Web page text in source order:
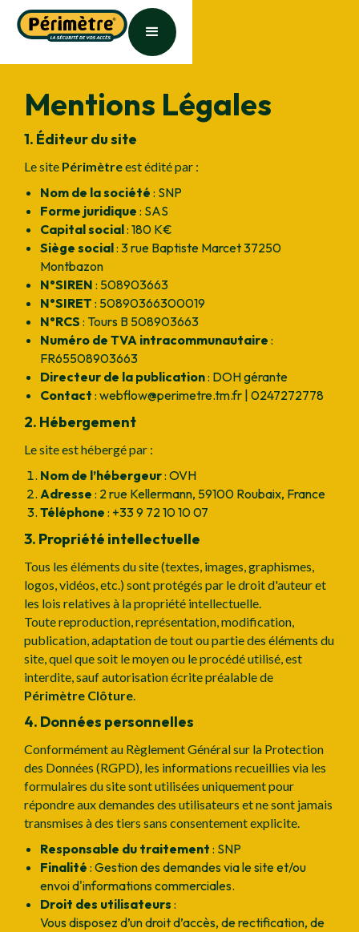
Mentions Légales
1. Éditeur du site
Le site Périmètreest édité par :
Nom de la société : SNP
Forme juridique : SAS
Capital social: 180 K€
Siège social: 3 rue Baptiste Marcet 37250
Montbazon
N°SIREN : 508903663
N°SIRET : 50890366300019
N°RCS : Tours B 508903663
Numéro de TVA intracommunautaire :
FR65508903663
Directeur de la publication: DOH gérante
Contact : webflow@perimetre.tm.fr | 0247272778
2. Hébergement
Le site est hébergé par :
Nom de l’hébergeur: OVH
Adresse : 2 rue Kellermann, 59100 Roubaix, France
Téléphone : +33 9 72 10 10 07
3. Propriété intellectuelle
Tous les éléments du site (textes, images, graphismes,
logos, vidéos, etc.) sont protégés par le droit d'auteur et
les lois relatives à la propriété intellectuelle.
Toute reproduction, représentation, modification,
publication, adaptation de tout ou partie des éléments du
site, quel que soit le moyen ou le procédé utilisé, est
interdite, sauf autorisation écrite préalable de
Périmètre Clôture.
4. Données personnelles
Conformément au Règlement Général sur la Protection
des Données (RGPD), les informations recueillies via les
formulaires du site sont utilisées uniquement pour
répondre aux demandes des utilisateurs et ne sont jamais
transmises à des tiers sans consentement explicite.
Responsable du traitement : SNP
Finalité : Gestion des demandes via le site et/ou
envoi d'informations commerciales.
Droit des utilisateurs :
Vous disposez d’un droit d’accès, de rectification, de